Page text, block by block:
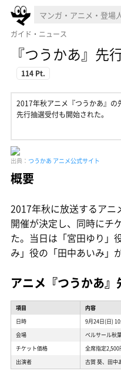
ガイド・ニュース
『つうかあ』先
114 Pt.
2017年秋アニメ『つうかあ』の
先行抽選受付も開始された。
出典： つうかあ アニメ公式サイト
概要
2017年秋に放送するアニ
開催が決定し、同時にチ
た。当日は「宮田ゆり」
み」役の「田中あいみ」
アニメ『つうかあ
項目
内容
日時
9月24日(日)
会場
ベルサール秋
チケット価格
全席指定2,500
出演者
古賀 葵、田中